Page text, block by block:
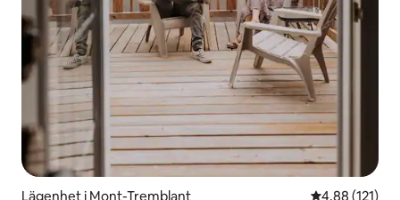
Lägenhet i Mont-Tremblant 4,88 av 5 i
4,88 (121)